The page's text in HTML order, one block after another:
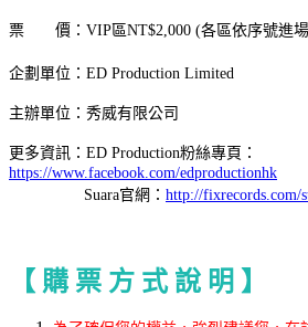
票 價：VIP區NT$2,000 (各區依序號進
企劃單位：ED Production Limited
主辦單位：秀威有限公司
更多資訊：ED Production粉絲專頁：
https://www.facebook.com/edproductionhk
Suara官網： http://fixrecords.com/
【 購 票 方 式 說 明 】